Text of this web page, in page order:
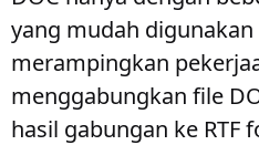
yang mudah digunakan
merampingkan
menggabungkan file
hasil gabungan ke RTF